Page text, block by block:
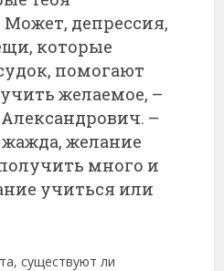
депрессия,
которые
помогают
желаемое, –
–
желание
много и
учиться или
существуют ли